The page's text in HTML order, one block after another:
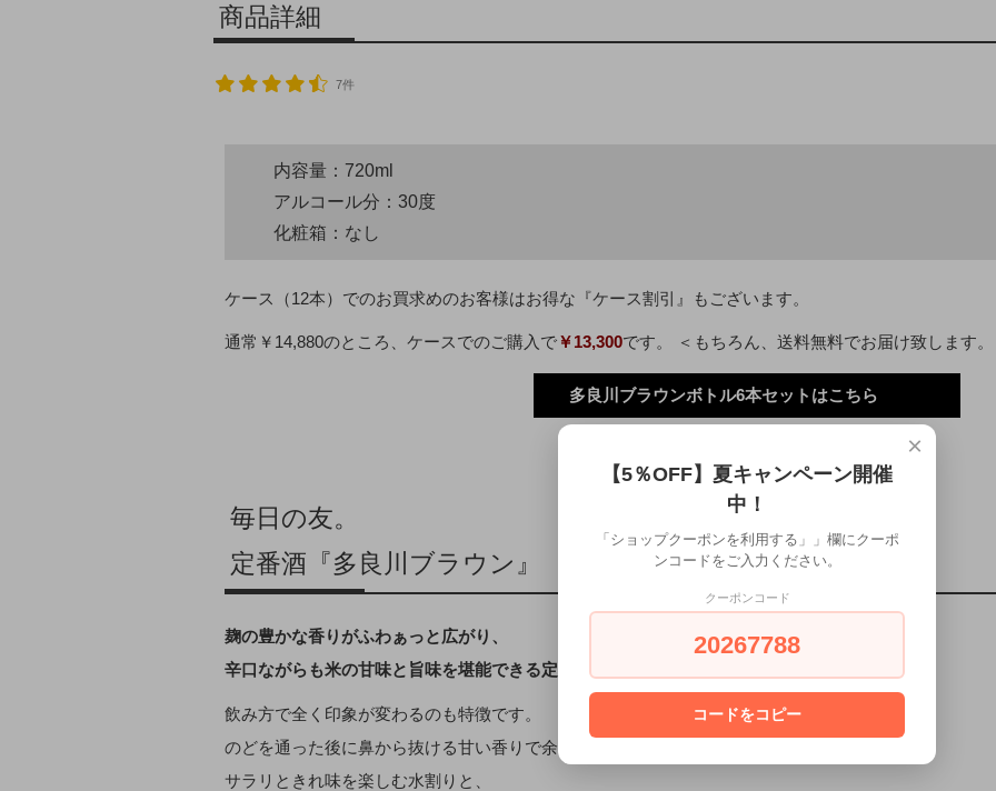
商品詳細
7件
内容量：720ml
アルコール分：30度
化粧箱：なし
ケース（12本）でのお買求めのお客様はお得な『ケース割引』もございます。
通常￥14,880のところ、ケースでのご購入で￥13,300です。 ＜もちろん、送料無料でお届け致します
多良川ブラウンボトル6本セットはこちら
毎日の友。
定番酒『多良川ブラウン』
麹の豊かな香りがふわぁっと広がり、
辛口ながらも米の甘味と旨味を堪能できる定番酒。
飲み方で全く印象が変わるのも特徴です。
のどを通った後に鼻から抜ける甘い香りで余韻をもたらすストレート、
サラリときれ味を楽しむ水割りと、
×
【5％OFF】夏キャンペーン開催
中！
「ショップクーポンを利用する」」欄にクーポ
ンコードをご入力ください。
クーポンコード
20267788
コードをコピー